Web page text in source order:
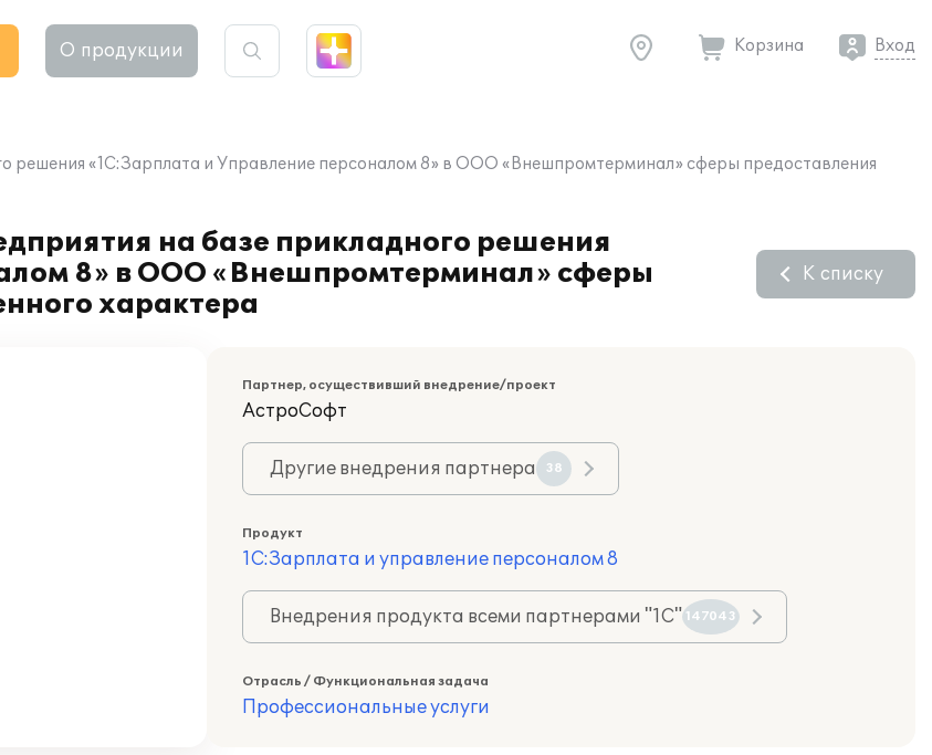
О продукции Корзина Вход
решения «1С:Зарплата и Управление персоналом 8» в ООО «Внешпромтерминал» сферы предоставления
на базе прикладного решения
8» в ООО «Внешпромтерминал» сферы
характера
К списку
Партнер, осуществивший внедрение/проект
АстроСофт
Другие внедрения партнера 38
Продукт
1С:Зарплата и управление персоналом 8
Внедрения продукта всеми партнерами "1С" 147043
Отрасль / Функциональная задача
Профессиональные услуги